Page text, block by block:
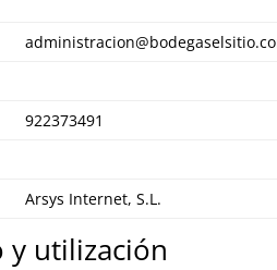
922373491
Arsys Internet, S.L.
utilización